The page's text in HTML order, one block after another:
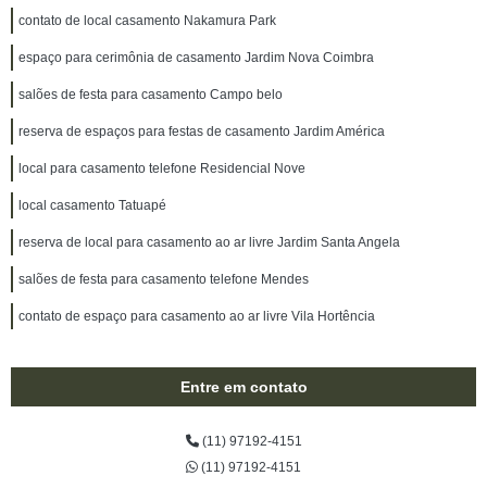
contato de local casamento Nakamura Park
espaço para cerimônia de casamento Jardim Nova Coimbra
salões de festa para casamento Campo belo
reserva de espaços para festas de casamento Jardim América
local para casamento telefone Residencial Nove
local casamento Tatuapé
reserva de local para casamento ao ar livre Jardim Santa Angela
salões de festa para casamento telefone Mendes
contato de espaço para casamento ao ar livre Vila Hortência
Entre em contato
(11) 97192-4151
(11) 97192-4151